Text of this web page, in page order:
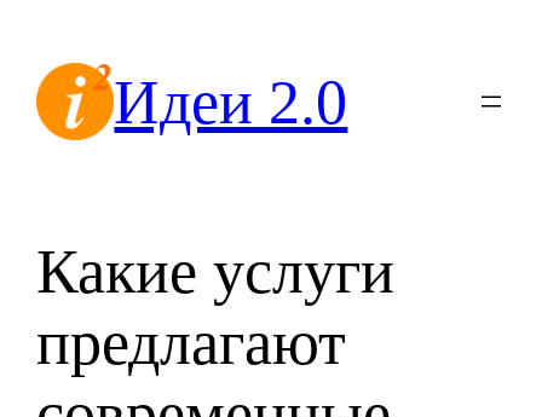
содержимомуИдеи 2.0
Какие услуги
предлагают